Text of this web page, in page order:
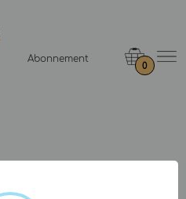
Abonnement
0